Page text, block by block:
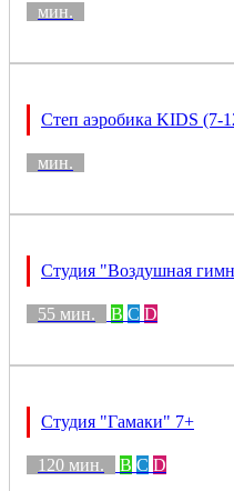
мин.
Степ аэробика KIDS (7-
мин.
Студия "Воздушная
55 мин. B C D
Студия "Гамаки" 7+
120 мин. B C D